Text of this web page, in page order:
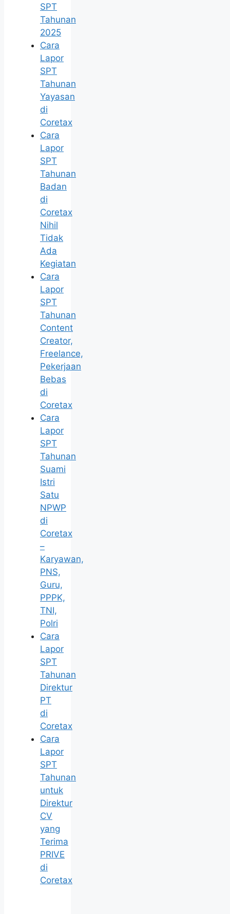
SPT
Tahunan
2025
Cara
Lapor
SPT
Tahunan
Yayasan
di
Coretax
Cara
Lapor
SPT
Tahunan
Badan
di
Coretax
Nihil
Tidak
Ada
Kegiatan
Cara
Lapor
SPT
Tahunan
Content
Creator,
Freelance,
Pekerjaan
Bebas
di
Coretax
Cara
Lapor
SPT
Tahunan
Suami
Istri
Satu
NPWP
di
Coretax
–
Karyawan,
PNS,
Guru,
PPPK,
TNI,
Polri
Cara
Lapor
SPT
Tahunan
Direktur
PT
di
Coretax
Cara
Lapor
SPT
Tahunan
untuk
Direktur
CV
yang
Terima
PRIVE
di
Coretax